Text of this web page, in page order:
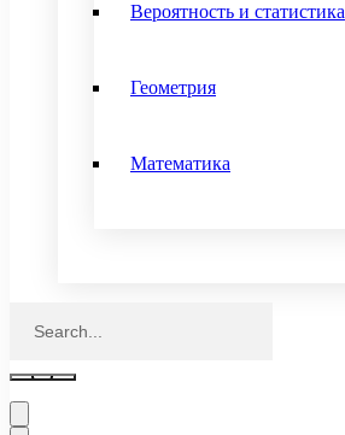
Вероятность и статистика
Геометрия
Математика